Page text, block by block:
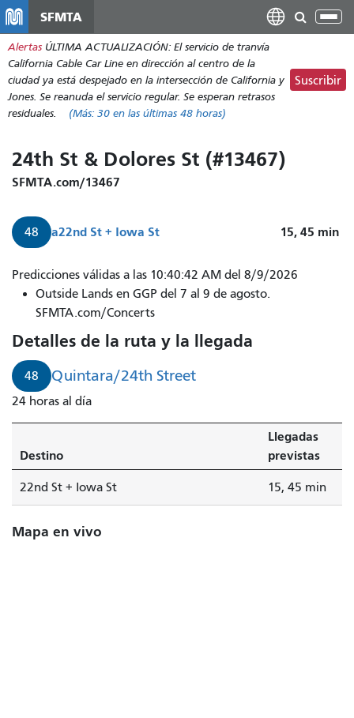
contenido
principal
SFMTA
Alertas ÚLTIMA ACTUALIZACIÓN: El servicio de tranvía
California Cable Car Line en dirección al centro de la
ciudad ya está despejado en la intersección de California y
Jones. Se reanuda el servicio regular. Se esperan retrasos
residuales.
(Más: 30 en las últimas 48 horas)
Suscribir
24th St & Dolores St (#13467)
SFMTA.com/13467
48 a22nd St + Iowa St 15, 45 min
Predicciones válidas a las 10:40:42 AM del 8/9/2026
Outside Lands en GGP del 7 al 9 de agosto.
SFMTA.com/Concerts
Detalles de la ruta y la llegada
48 Quintara/24th Street
24 horas al día
Destino
Llegadas
previstas
22nd St + Iowa St 15, 45 min
Mapa en vivo